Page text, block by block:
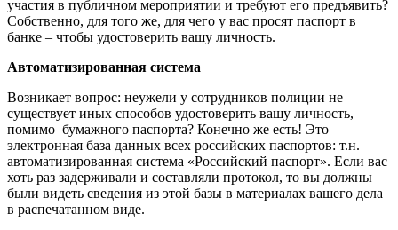
участия в публичном мероприятии и требуют его предъявить?
Собственно, для того же, для чего у вас просят паспорт в
банке – чтобы удостоверить вашу личность.
Автоматизированная система
Возникает вопрос: неужели у сотрудников полиции не
существует иных способов удостоверить вашу личность,
помимо бумажного паспорта? Конечно же есть! Это
электронная база данных всех российских паспортов: т.н.
автоматизированная система «Российский паспорт». Если вас
хоть раз задерживали и составляли протокол, то вы должны
были видеть сведения из этой базы в материалах вашего дела
в распечатанном виде.